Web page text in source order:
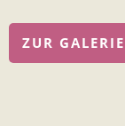
ZUR GALERIE